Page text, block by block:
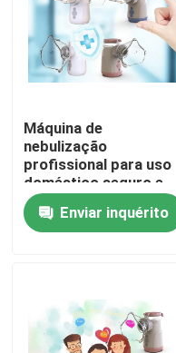
Produtos
Sobre nós
Controle da qualidade
Máquina de
nebulização
profissional para uso
doméstico seguro e
confiável
Enviar inquérito